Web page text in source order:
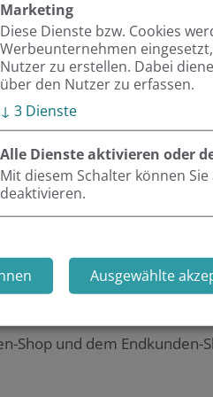
B2C
Meyer bedient
Implementierung einer
und B2C-Portal –
Shop und dem
Marketing
Diese Dienste bzw. Cookies
Werbeunternehmen
Nutzer zu erstellen. Dabei
über den Nutzer zu erfassen.
↓ 3 Dienste
Alle Dienste aktivieren oder
Mit diesem Schalter können
deaktivieren.
Ausgewählte